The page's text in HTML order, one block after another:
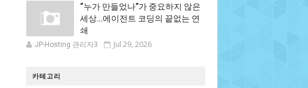
“누가 만들었나”가 중요하지 않은
세상…에이전트 코딩의 끝없는 연
쇄
JP-Hosting 관리자3 Jul 29, 2026
카테고리